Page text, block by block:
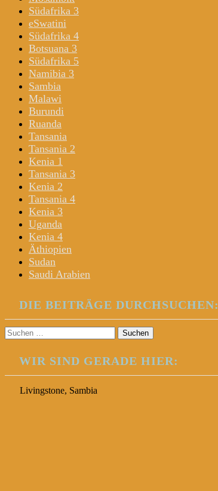
Südafrika 3
eSwatini
Südafrika 4
Botsuana 3
Südafrika 5
Namibia 3
Sambia
Malawi
Burundi
Ruanda
Tansania
Tansania 2
Kenia 1
Tansania 3
Kenia 2
Tansania 4
Kenia 3
Uganda
Kenia 4
Äthiopien
Sudan
Saudi Arabien
DIE BEITRÄGE DURCHSUCHEN:
Suchen
nach:
WIR SIND GERADE HIER:
Livingstone, Sambia